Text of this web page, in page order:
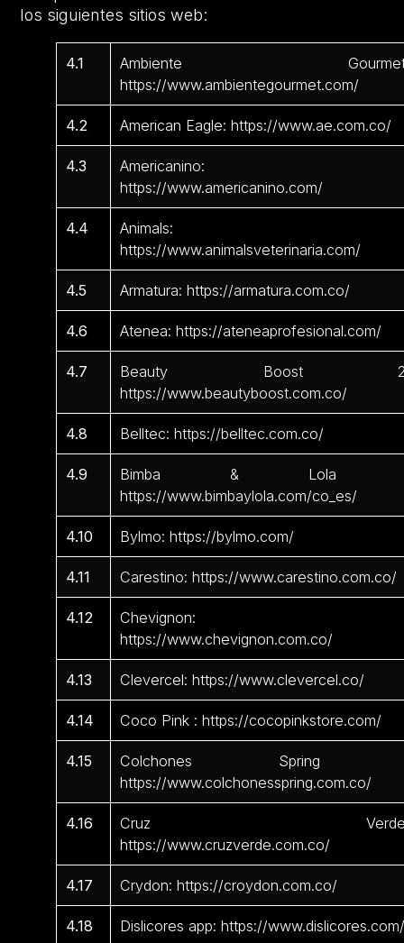
los siguientes sitios web:
4.1
Ambiente
https://www.ambientegourmet.com/
4.2 American Eagle: https://www.ae.com.co/
4.3
Americanino:
https://www.americanino.com/
4.4
Animals:
https://www.animalsveterinaria.com/
4.5 Armatura: https://armatura.com.co/
4.6 Atenea: https://ateneaprofesional.com/
4.7
Beauty Boost
https://www.beautyboost.com.co/
4.8 Belltec: https://belltec.com.co/
4.9
Bimba & Lola
https://www.bimbaylola.com/co_es/
4.10 Bylmo: https://bylmo.com/
4.11 Carestino: https://www.carestino.com.co/
4.12
Chevignon:
https://www.chevignon.com.co/
4.13 Clevercel: https://www.clevercel.co/
4.14 Coco Pink : https://cocopinkstore.com/
4.15
Colchones Spring
https://www.colchonesspring.com.co/
4.16
Cruz
https://www.cruzverde.com.co/
4.17 Crydon: https://croydon.com.co/
4.18 Dislicores app: https://